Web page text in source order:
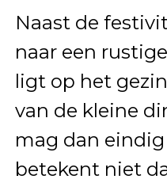
Naast de
naar een
ligt op het
van de kleine
mag dan
betekent niet